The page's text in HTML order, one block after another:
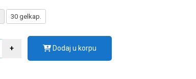
30 gelkap.
Dodaj u korpu